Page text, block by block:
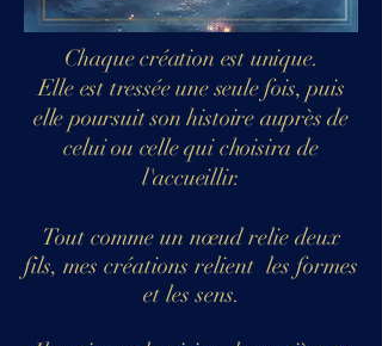
Chaque création est unique.
Elle est tressée une seule fois, puis
elle poursuit son histoire auprès de
celui ou celle qui choisira de
l'accueillir.
Tout comme un nœud relie deux
fils, mes créations relient les formes
et les sens.